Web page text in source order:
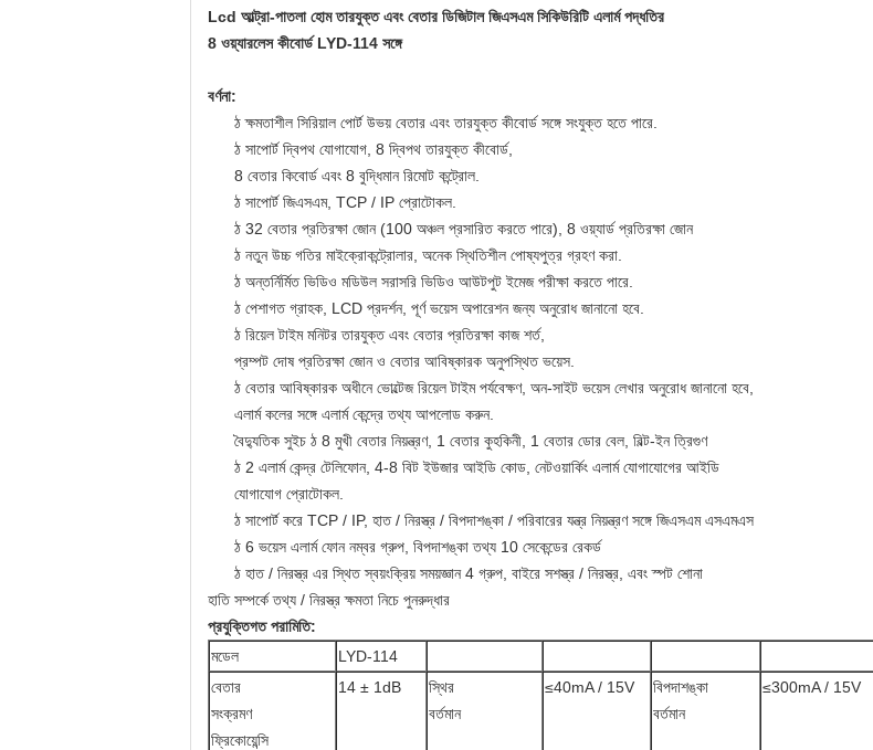
Lcd আল্ট্রা-পাতলা হোম তারযুক্ত এবং বেতার ডিজিটাল জিএসএম সিকিউরিটি এলার্ম পদ্ধতির
8 ওয়্যারলেস কীবোর্ড LYD-114 সঙ্গে
বর্ণনা:
ঠ ক্ষমতাশীল সিরিয়াল পোর্ট উভয় বেতার এবং তারযুক্ত কীবোর্ড সঙ্গে সংযুক্ত হতে পারে.
ঠ সাপোর্ট দ্বিপথ যোগাযোগ, 8 দ্বিপথ তারযুক্ত কীবোর্ড,
8 বেতার কিবোর্ড এবং 8 বুদ্ধিমান রিমোট কন্ট্রোল.
ঠ সাপোর্ট জিএসএম, TCP / IP প্রোটোকল.
ঠ 32 বেতার প্রতিরক্ষা জোন (100 অঞ্চল প্রসারিত করতে পারে), 8 ওয়্যার্ড প্রতিরক্ষা জোন
ঠ নতুন উচ্চ গতির মাইক্রোকন্ট্রোলার, অনেক স্থিতিশীল পোষ্যপুত্র গ্রহণ করা.
ঠ অন্তর্নির্মিত ভিডিও মডিউল সরাসরি ভিডিও আউটপুট ইমেজ পরীক্ষা করতে পারে.
ঠ পেশাগত গ্রাহক, LCD প্রদর্শন, পূর্ণ ভয়েস অপারেশন জন্য অনুরোধ জানানো হবে.
ঠ রিয়েল টাইম মনিটর তারযুক্ত এবং বেতার প্রতিরক্ষা কাজ শর্ত,
প্রম্পট দোষ প্রতিরক্ষা জোন ও বেতার আবিষ্কারক অনুপস্থিত ভয়েস.
ঠ বেতার আবিষ্কারক অধীনে ভোল্টেজ রিয়েল টাইম পর্যবেক্ষণ, অন-সাইট ভয়েস লেখার অনুরোধ জানানো হবে,
এলার্ম কলের সঙ্গে এলার্ম কেন্দ্রে তথ্য আপলোড করুন.
বৈদ্যুতিক সুইচ ঠ 8 মুখী বেতার নিয়ন্ত্রণ, 1 বেতার কুহকিনী, 1 বেতার ডোর বেল, বিল্ট-ইন ত্রিগুণ
ঠ 2 এলার্ম কেন্দ্র টেলিফোন, 4-8 বিট ইউজার আইডি কোড, নেটওয়ার্কিং এলার্ম যোগাযোগের আইডি
যোগাযোগ প্রোটোকল.
ঠ সাপোর্ট করে TCP / IP, হাত / নিরস্ত্র / বিপদাশঙ্কা / পরিবারের যন্ত্র নিয়ন্ত্রণ সঙ্গে জিএসএম এসএমএস
ঠ 6 ভয়েস এলার্ম ফোন নম্বর গ্রুপ, বিপদাশঙ্কা তথ্য 10 সেকেন্ডের রেকর্ড
ঠ হাত / নিরস্ত্র এর স্থিত স্বয়ংক্রিয় সময়জ্ঞান 4 গ্রুপ, বাইরে সশস্ত্র / নিরস্ত্র, এবং স্পট শোনা
হাতি সম্পর্কে তথ্য / নিরস্ত্র ক্ষমতা নিচে পুনরুদ্ধার
প্রযুক্তিগত পরামিতি:
মডেল
LYD-114
বেতার
সংক্রমণ
ফ্রিকোয়েন্সি
14 ± 1dB
স্থির
বর্তমান
≤40mA / 15V
বিপদাশঙ্কা
বর্তমান
≤300mA / 15V